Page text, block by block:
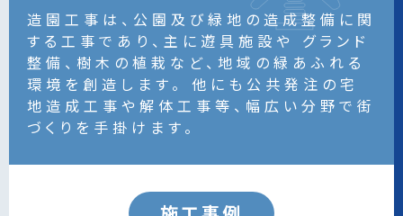
造園工事は、公園及び緑地の造成整備に関
する工事であり、主に遊具施設や
グランド
整備、樹木の植栽など、地域の緑あふれる
環境を創造します。
他にも公共発注の宅
地造成工事や解体工事等、幅広い分野で街
づくりを手掛けます。